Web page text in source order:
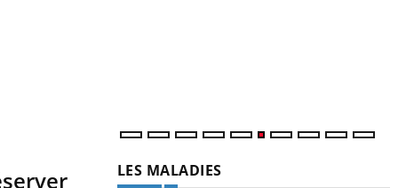
LES MALADIES